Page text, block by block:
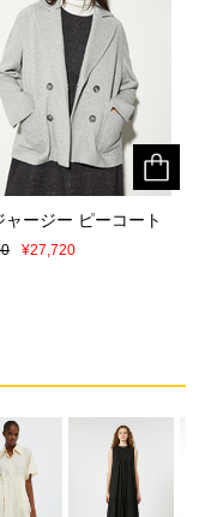
ャージー ピーコート
¥27,720
ャージー ピーコート
¥27,720